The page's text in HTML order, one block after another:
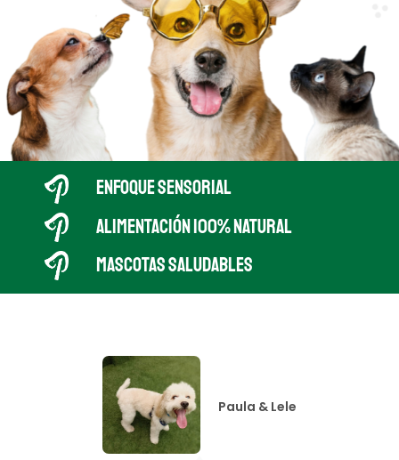
ENFOQUE SENSORIAL
ALIMENTACIÓN 100% NATURAL
MASCOTAS SALUDABLES
Paula & Lele